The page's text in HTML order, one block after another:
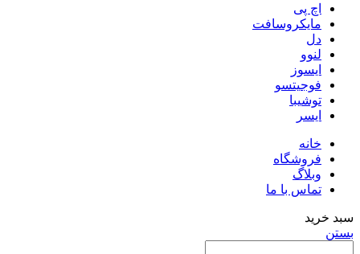
اچ پی
مایکروسافت
دل
لنوو
ایسوز
فوجیتسو
توشیبا
ایسر
خانه
فروشگاه
وبلاگ
تماس با ما
سبد خرید
بستن